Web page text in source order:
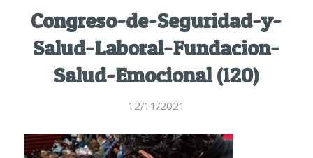
Congreso-de-Seguridad-y-
Salud-Laboral-Fundacion-
Salud-Emocional (120)
12/11/2021